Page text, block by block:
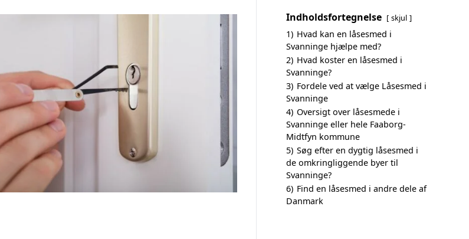
Indholdsfortegnelse skjul
1) Hvad kan en låsesmed i
Svanninge hjælpe med?
2) Hvad koster en låsesmed i
Svanninge?
3) Fordele ved at vælge Låsesmed i
Svanninge
4) Oversigt over låsesmede i
Svanninge eller hele Faaborg-
Midtfyn kommune
5) Søg efter en dygtig låsesmed i
de omkringliggende byer til
Svanninge?
6) Find en låsesmed i andre dele af
Danmark